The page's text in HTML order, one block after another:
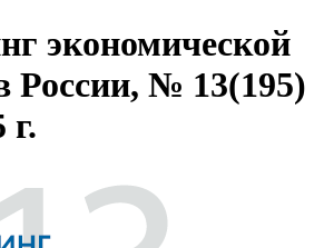
экономической
России, № 13(195)